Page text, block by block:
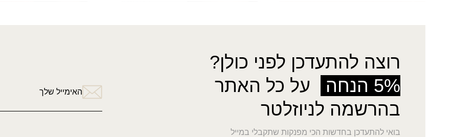
רוצה להתעדכן לפני כולן?
5% הנחה
על כל האתר
בהרשמה לניוזלטר
בואי להתעדכן בחדשות הכי מפנקות שתקבלי במייל
האימייל שלך